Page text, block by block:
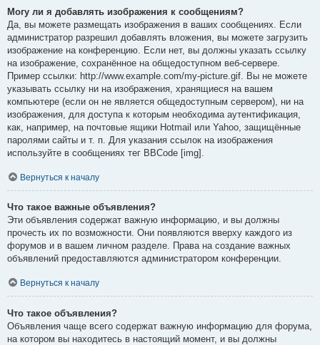
Могу ли я добавлять изображения к сообщениям?
Да, вы можете размещать изображения в ваших сообщениях. Если
администратор разрешил добавлять вложения, вы можете загрузить
изображение на конференцию. Если нет, вы должны указать ссылку
на изображение, сохранённое на общедоступном веб-сервере.
Пример ссылки: http://www.example.com/my-picture.gif. Вы не можете
указывать ссылку ни на изображения, хранящиеся на вашем
компьютере (если он не является общедоступным сервером), ни на
изображения, для доступа к которым необходима аутентификация,
как, например, на почтовые ящики Hotmail или Yahoo, защищённые
паролями сайты и т. п. Для указания ссылок на изображения
используйте в сообщениях тег BBCode [img].
Вернуться к началу
Что такое важные объявления?
Эти объявления содержат важную информацию, и вы должны
прочесть их по возможности. Они появляются вверху каждого из
форумов и в вашем личном разделе. Права на создание важных
объявлений предоставляются администратором конференции.
Вернуться к началу
Что такое объявления?
Объявления чаще всего содержат важную информацию для форума,
на котором вы находитесь в настоящий момент, и вы должны